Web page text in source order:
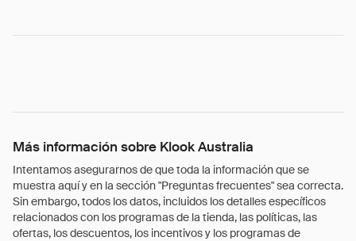
Más información sobre Klook Australia
Intentamos asegurarnos de que toda la información que se
muestra aquí y en la sección "Preguntas frecuentes" sea correcta.
Sin embargo, todos los datos, incluidos los detalles específicos
relacionados con los programas de la tienda, las políticas, las
ofertas, los descuentos, los incentivos y los programas de